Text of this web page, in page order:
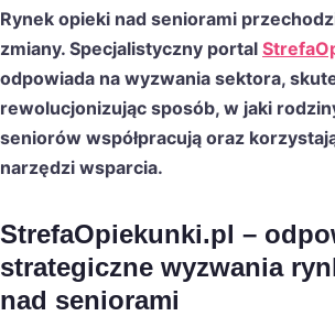
Rynek opieki nad seniorami
zmiany. Specjalistyczny portal
odpowiada na wyzwania sektora,
rewolucjonizując sposób, w jaki
seniorów współpracują oraz
narzędzi wsparcia.
StrefaOpiekunki.pl –
strategiczne wyzwania
nad seniorami